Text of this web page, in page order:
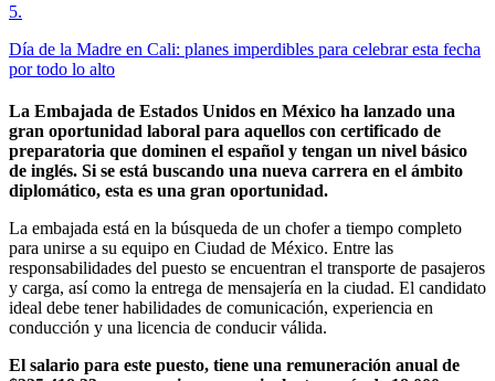
5.
Día de la Madre en Cali: planes imperdibles para celebrar esta fecha
por todo lo alto
La Embajada de Estados Unidos en México ha lanzado una
gran oportunidad laboral para aquellos con certificado de
preparatoria que dominen el español y tengan un nivel básico
de inglés. Si se está buscando una nueva carrera en el ámbito
diplomático, esta es una gran oportunidad.
La embajada está en la búsqueda de un chofer a tiempo completo
para unirse a su equipo en Ciudad de México. Entre las
responsabilidades del puesto se encuentran el transporte de pasajeros
y carga, así como la entrega de mensajería en la ciudad. El candidato
ideal debe tener habilidades de comunicación, experiencia en
conducción y una licencia de conducir válida.
El salario para este puesto, tiene una remuneración anual de